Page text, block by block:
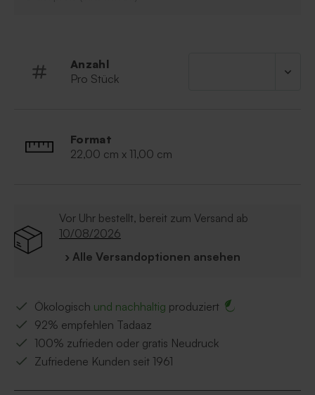
Anzahl
Pro Stück
Format
22,00 cm x 11,00 cm
Vor Uhr bestellt, bereit zum Versand ab
10/08/2026
› Alle Versandoptionen ansehen
Ökologisch und nachhaltig produziert
92% empfehlen Tadaaz
100% zufrieden oder gratis Neudruck
Zufriedene Kunden seit 1961